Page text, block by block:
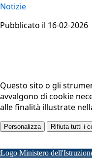
Notizie
Pubblicato il 16-02-2026
Questo sito o gli
avvalgono di cookie
alle finalità illustrate
Personalizza Rifiuta tutti i